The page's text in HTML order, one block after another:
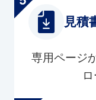
見積
専用ページ